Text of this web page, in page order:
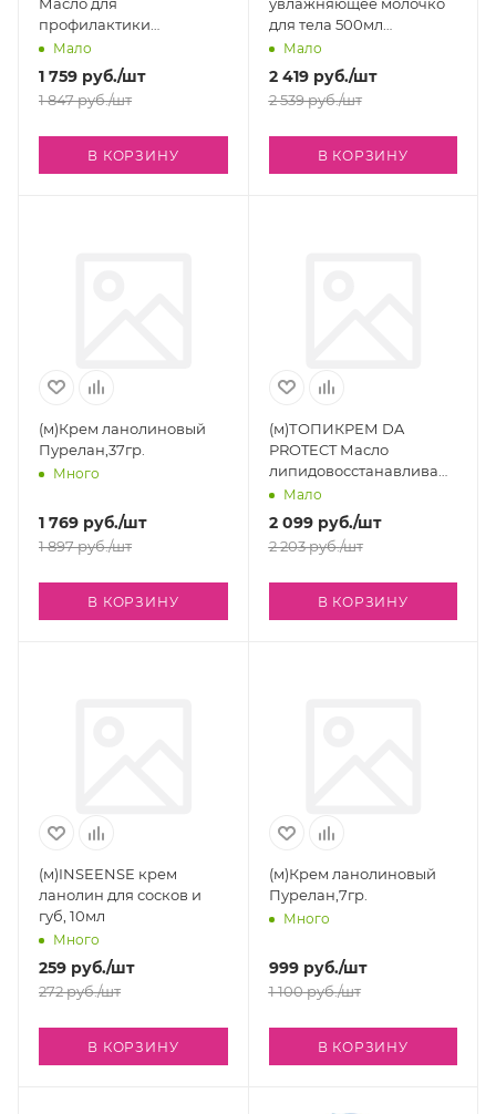
профилактики
растяжек, 105 мл
Мало
1 759 руб./шт
1 847руб./шт
В КОРЗИНУ
для тела 500мл
TOPICREM
Мало
2 419руб./шт
2 539руб./шт
В КОРЗИНУ
(м)Крем ланолиновый
Пурелан,37гр.
Много
1 769 руб./шт
1 897руб./шт
В КОРЗИНУ
(м)ТОПИКРЕМ DA
PROTECT Масло
липидовосстанавливающее
500мл TOPICREM
Мало
2 099руб./шт
2 203руб./шт
В КОРЗИНУ
(м)INSEENSE крем
ланолин для сосков и
губ, 10мл
Много
259 руб./шт
272руб./шт
В КОРЗИНУ
(м)Крем ланолиновый
Пурелан,7гр.
Много
999руб./шт
1 100руб./шт
В КОРЗИНУ